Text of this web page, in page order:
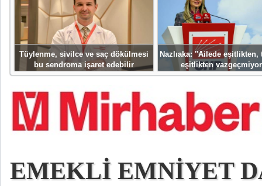
Tüylenme, sivilce ve saç dökülmesi
bu sendroma işaret edebilir
Nazlıaka: ''Ailede eşitlikten,
eşitlikten
EMEKLİ EMNİYET